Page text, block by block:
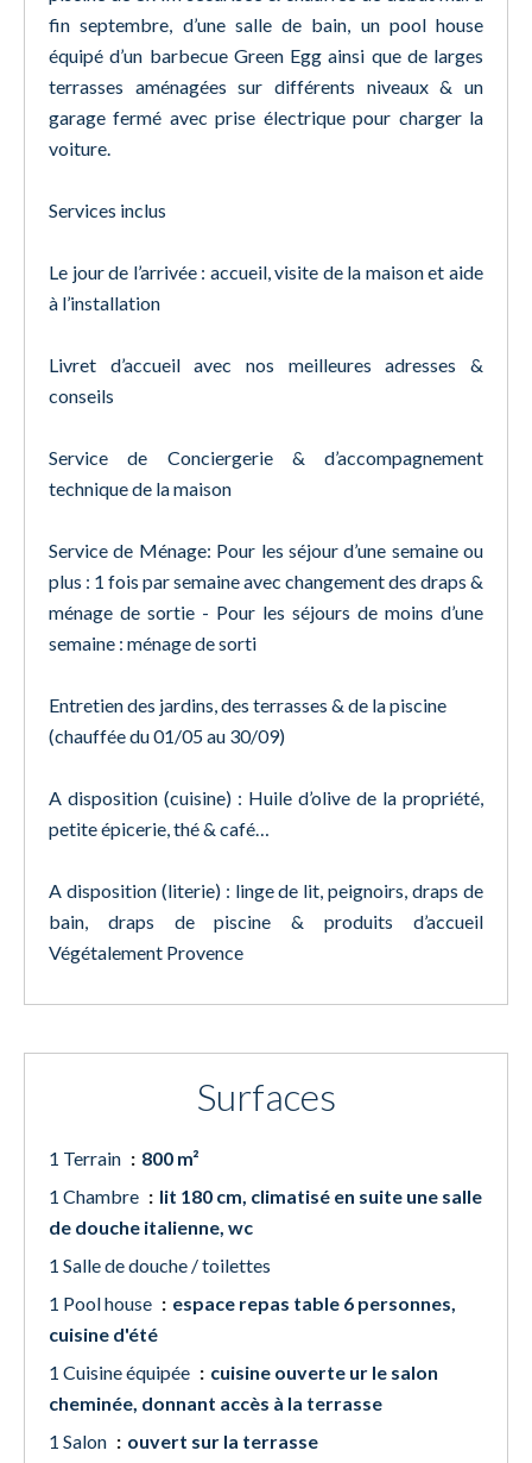
fin septembre, d’une salle de bain, un pool house
équipé d’un barbecue Green Egg ainsi que de larges
terrasses aménagées sur différents niveaux & un
garage fermé avec prise électrique pour charger la
voiture.
Services inclus
Le jour de l’arrivée : accueil, visite de la maison et aide
à l’installation
Livret d’accueil avec nos meilleures adresses &
conseils
Service de Conciergerie & d’accompagnement
technique de la maison
Service de Ménage: Pour les séjour d’une semaine ou
plus : 1 fois par semaine avec changement des draps &
ménage de sortie - Pour les séjours de moins d’une
semaine : ménage de sorti
Entretien des jardins, des terrasses & de la piscine
(chauffée du 01/05 au 30/09)
A disposition (cuisine) : Huile d’olive de la propriété,
petite épicerie, thé & café…
A disposition (literie) : linge de lit, peignoirs, draps de
bain, draps de piscine & produits d’accueil
Végétalement Provence
Surfaces
1 Terrain
800 m²
1 Chambre
lit 180 cm, climatisé en suite une salle
de douche italienne, wc
1 Salle de douche / toilettes
1 Pool house
espace repas table 6 personnes,
cuisine d'été
1 Cuisine équipée
cuisine ouverte ur le salon
cheminée, donnant accès à la terrasse
1 Salon
ouvert sur la terrasse